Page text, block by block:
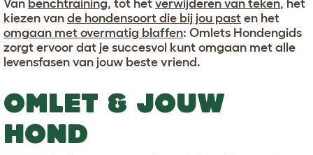
Van benchtraining, tot het verwijderen van teken, het
kiezen van de hondensoort die bij jou past en het
omgaan met overmatig blaffen: Omlets Hondengids
zorgt ervoor dat je succesvol kunt omgaan met alle
levensfasen van jouw beste vriend.
OMLET & JOUW
HOND